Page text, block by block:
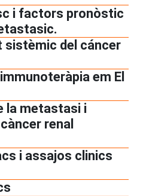
i factors pronòstic
sistèmic del cáncer
em El
la metastasi i
renal
i assajos clinics